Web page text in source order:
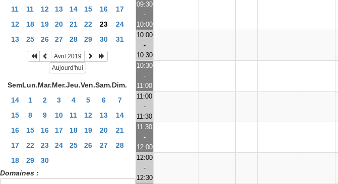
11
11 12 13 14 15 16
17
12
18 19 20 21 22 23
24
13
25 26 27 28 29 30 31
Avril 2019
Aujourd'hui
SemLun.Mar.Mer.Jeu.Ven.Sam.Dim.
14
1 2 3 4 5 6
7
15
8 9 10 11 12 13
14
16
15 16 17 18 19 20
21
17
22 23 24 25 26 27
28
18
29
30
Domaines :
09:30
-
10:00
10:00
-
10:30
10:30
-
11:00
11:00
-
11:30
11:30
-
12:00
12:00
-
12:30